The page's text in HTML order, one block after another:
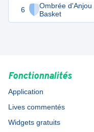
6
Ombrée d'Anjou
Basket
11
Fonctionnalités
Application
Lives commentés
Widgets gratuits